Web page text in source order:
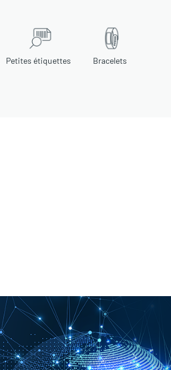
Petites étiquettes Bracelets